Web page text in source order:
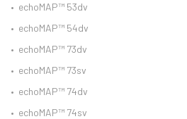
• echoMAP™ 53dv
• echoMAP™ 54dv
• echoMAP™ 73dv
• echoMAP™ 73sv
• echoMAP™ 74dv
• echoMAP™ 74sv